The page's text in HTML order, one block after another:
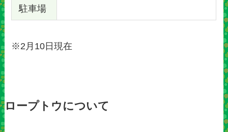
駐車場
※2月10日現在
ロープトウについて